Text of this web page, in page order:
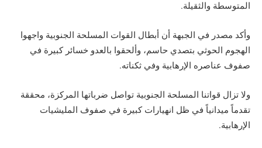
المتوسطة والثقيلة.
وأكد مصدر في الجبهة أن أبطال القوات المسلحة الجنوبية واجهوا
الهجوم الحوثي بتصدي حاسم، وألحقوا بالعدو خسائر كبيرة في
صفوف عناصره الإرهابية وفي ثكناته.
ولا تزال قواتنا المسلحة الجنوبية تواصل ضرباتها المركزة، محققة
تقدماً ميدانياً في ظل انهيارات كبيرة في صفوف المليشيات
الإرهابية.